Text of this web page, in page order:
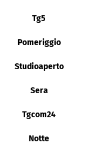
Tg5
Pomeriggio
Studioaperto
Sera
Tgcom24
Notte